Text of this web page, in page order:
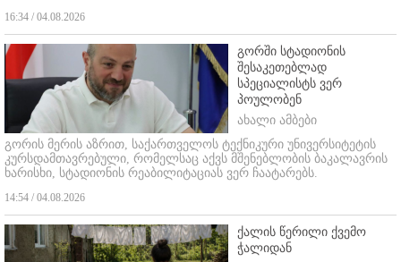
16:34 / 04.08.2026
გორში სტადიონის
შესაკეთებლად
სპეციალისტს ვერ
პოულობენ
ახალი ამბები
გორის მერის აზრით, საქართველოს ტექნიკური უნივერსიტეტის
კურსდამთავრებული, რომელსაც აქვს მშენებლობის ბაკალავრის
ხარისხი, სტადიონის რეაბილიტაციას ვერ ჩაატარებს.
14:54 / 04.08.2026
ქალის წერილი ქვემო
ჭალიდან